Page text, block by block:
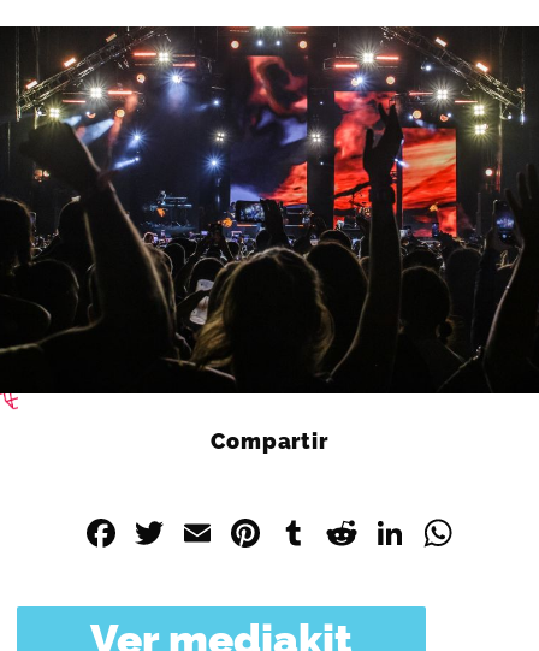
Compartir
Facebook
Twitter
EmailPinterest
Tumblr
Reddit
Ver mediakit